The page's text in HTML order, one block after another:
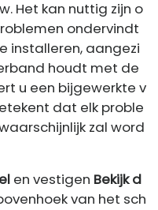
Het kan nuttig zijn o
ondervindt
installeren, aangezi
houdt met de
u een bijgewerkte v
dat elk proble
zal word
en vestigen Bekijk d
van het sch